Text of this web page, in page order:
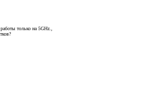
только на 5GHz.,